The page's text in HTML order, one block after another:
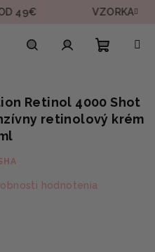
VZORKA V
košík
Retinol 4000 Shot
retinolový krém
hodnotenia